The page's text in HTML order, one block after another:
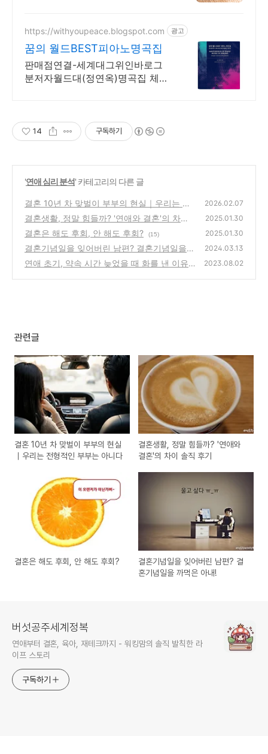
일단 문의부탁드립니다.
https://withyoupeace.blogspot.com 광고
꿈의 월드BEST피아노명곡집
판매점연결-세계대그위인바로그
분저자월드대(정연옥)명곡집 체르
14 구독하기
'연애 심리 분석' 카테고리의 다른 글
결혼 10년 차 맞벌이 부부의 현실｜우리는 전
형적인 부부는 아니다
(4)
2026.02.07
결혼생활, 정말 힘들까? '연애와 결혼'의 차이
솔직 후기
(0)
2025.01.30
결혼은 해도 후회, 안 해도 후회? (15) 2025.01.30
결혼기념일을 잊어버린 남편? 결혼기념일을
까먹은 아내!
(6)
2024.03.13
연애 초기, 약속 시간 늦었을 때 화를 낸 이유 2023.08.02
관련글
결혼 10년 차 맞벌이 부부의 현실
｜우리는 전형적인 부부는 아니다
결혼생활, 정말 힘들까? '연애와
결혼'의 차이 솔직 후기
결혼은 해도 후회, 안 해도 후회?
결혼기념일을 잊어버린 남편? 결
혼기념일을 까먹은 아내!
버섯공주세계정복
연애부터 결혼, 육아, 재테크까지 - 워킹맘의 솔직 발칙한 라
이프 스토리
구독하기